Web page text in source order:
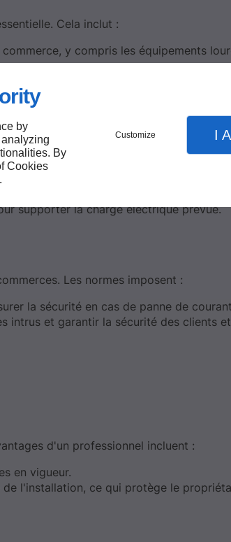
by
By
Cookies
.
Customize I
Cela inclut :
y compris les équipements
la disposition des équipements et des
stipulent :
et les courts-circuits.
supporter la charge électrique prévue.
Les normes imposent :
la sécurité en cas de panne de
intrus et garantir la sécurité des clients
d'un professionnel incluent :
en vigueur.
l'installation, ce qui protège le